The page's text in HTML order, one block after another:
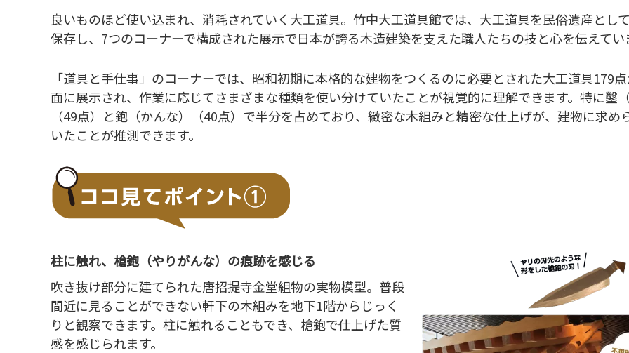
良いものほど使い込まれ、消耗されていく大工道具。竹中大工道具館では、大工道具を民俗遺産とし
保存し、7つのコーナーで構成された展示で日本が誇る木造建築を支えた職人たちの技と心を伝えてい
「道具と手仕事」のコーナーでは、昭和初期に本格的な建物をつくるのに必要とされた大工道具179
面に展示され、作業に応じてさまざまな種類を使い分けていたことが視覚的に理解できます。特に鑿（
（49点）と鉋（かんな）（40点）で半分を占めており、緻密な木組みと精密な仕上げが、建物に求め
いたことが推測できます。
柱に触れ、槍鉋（やりがんな）の痕跡を感じる
吹き抜け部分に建てられた唐招提寺金堂組物の実物模型。普段
間近に見ることができない軒下の木組みを地下1階からじっく
りと観察できます。柱に触れることもでき、槍鉋で仕上げた質
感を感じられます。